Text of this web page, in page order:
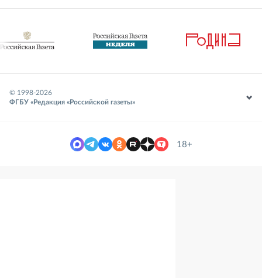
© 1998-2026
ФГБУ «Редакция «Российской газеты»
18+